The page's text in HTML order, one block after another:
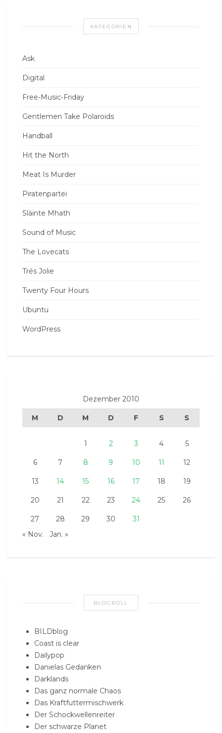
KATEGORIEN
Ask
Digital
Free-Music-Friday
Gentlemen Take Polaroids
Handball
Hit the North
Meat Is Murder
Piratenpartei
Slàinte Mhath
Sound of Music
The Lovecats
Trés Jolie
Twenty Four Hours
Ubuntu
WordPress
Dezember 2010
M D M D F S S
1 2 3 4 5
6 7 8 9 10 11 12
13 14 15 16 17 18 19
20 21 22 23 24 25 26
27 28 29 30
31
« Nov.
Jan. »
BLOGROLL
BILDblog
Coast is clear
Dailypop
Danielas Gedanken
Darklands
Das ganz normale Chaos
Das Kraftfuttermischwerk
Der Schockwellenreiter
Der schwarze Planet